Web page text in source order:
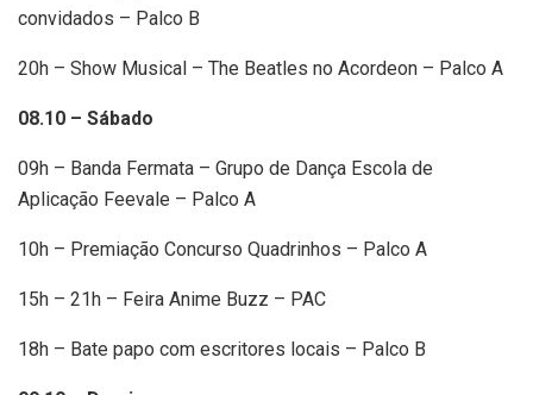
convidados – Palco B
20h – Show Musical – The Beatles no Acordeon – Palco A
08.10 – Sábado
09h – Banda Fermata – Grupo de Dança Escola de
Aplicação Feevale – Palco A
10h – Premiação Concurso Quadrinhos – Palco A
15h – 21h – Feira Anime Buzz – PAC
18h – Bate papo com escritores locais – Palco B